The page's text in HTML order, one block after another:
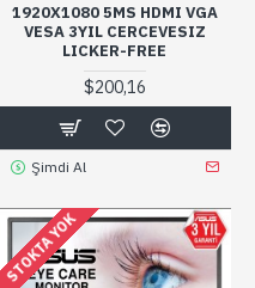
1920X1080 5MS HDMI VGA
VESA 3YIL CERCEVESIZ
LICKER-FREE
$200,16
Şimdi Al
STOKTA YOK